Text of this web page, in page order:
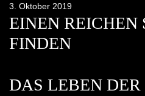
3. Oktober 2019
EINEN REICHEN
FINDEN
DAS LEBEN